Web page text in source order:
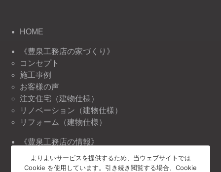
HOME
《豊泉工務店の家づくり》
コンセプト
施工事例
お客様の声
注文住宅（建物仕様）
リノベーション（建物仕様）
リフォーム（建物仕様）
《豊泉工務店の情報》
ニュース＆トピックス
イベント情報
よりよいサービスを提供するため、当ウェブサイトでは
Cookie を使用しています。引き続き閲覧する場合、Cookie